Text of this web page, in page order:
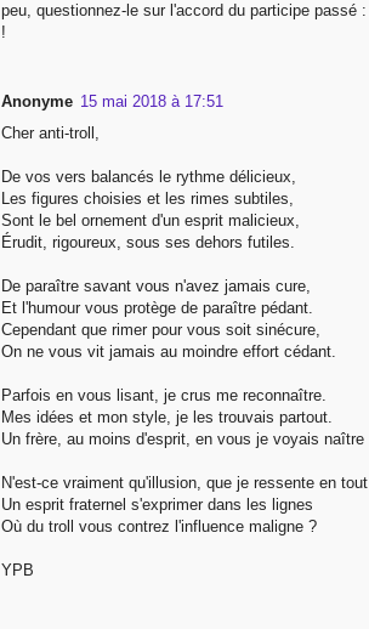
peu, questionnez-le sur l'accord du participe passé
!
Anonyme 15 mai 2018 à 17:51
Cher anti-troll,
De vos vers balancés le rythme délicieux,
Les figures choisies et les rimes subtiles,
Sont le bel ornement d'un esprit malicieux,
Érudit, rigoureux, sous ses dehors futiles.
De paraître savant vous n'avez jamais cure,
Et l'humour vous protège de paraître pédant.
Cependant que rimer pour vous soit sinécure,
On ne vous vit jamais au moindre effort cédant.
Parfois en vous lisant, je crus me reconnaître.
Mes idées et mon style, je les trouvais partout.
Un frère, au moins d'esprit, en vous je voyais naître
N'est-ce vraiment qu'illusion, que je ressente en tout
Un esprit fraternel s'exprimer dans les lignes
Où du troll vous contrez l'influence maligne ?
YPB